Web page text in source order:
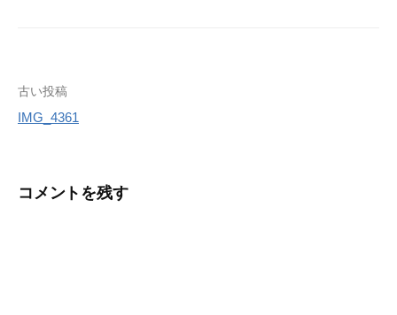
投
稿
ビ
古い投稿
IMG_4361
コメントを残す